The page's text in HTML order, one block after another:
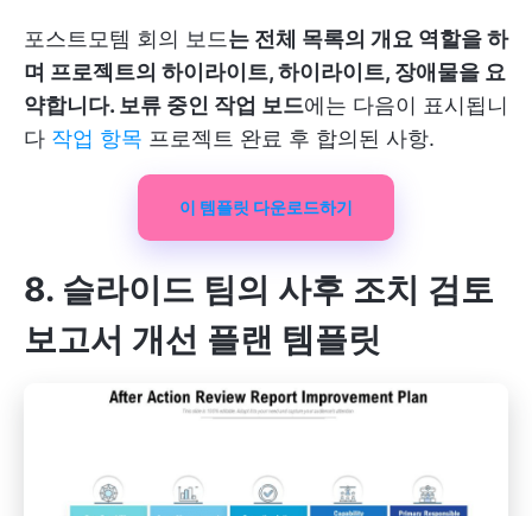
포스트모템 회의 보드는 전체 목록의 개요 역할을 하
며 프로젝트의 하이라이트, 하이라이트, 장애물을 요
약합니다. 보류 중인 작업 보드에는 다음이 표시됩니
다 작업 항목 프로젝트 완료 후 합의된 사항.
이 템플릿 다운로드하기
8. 슬라이드 팀의 사후 조치 검토
보고서 개선 플랜 템플릿